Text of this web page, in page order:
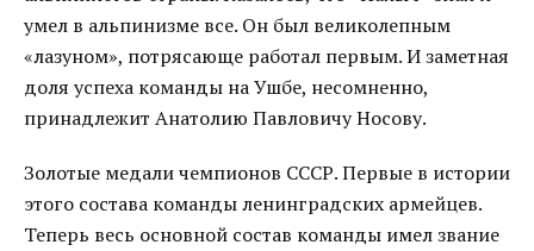
умел в альпинизме все. Он был великолепным
«лазуном», потрясающе работал первым. И заметная
доля успеха команды на Ушбе, несомненно,
принадлежит Анатолию Павловичу Носову.
Золотые медали чемпионов СССР. Первые в истории
этого состава команды ленинградских армейцев.
Теперь весь основной состав команды имел звание